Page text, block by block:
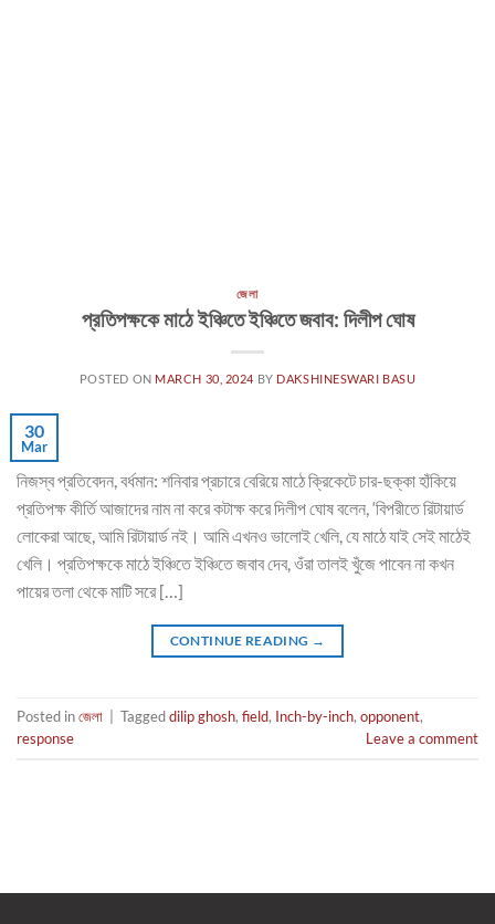
জেলা
প্রতিপক্ষকে মাঠে ইঞ্চিতে ইঞ্চিতে জবাব: দিলীপ ঘোষ
POSTED ON MARCH 30, 2024 BY DAKSHINESWARI BASU
30
Mar
নিজস্ব প্রতিবেদন, বর্ধমান: শনিবার প্রচারে বেরিয়ে মাঠে ক্রিকেটে চার-ছক্কা হাঁকিয়ে
প্রতিপক্ষ কীর্তি আজাদের নাম না করে কটাক্ষ করে দিলীপ ঘোষ বলেন, ‘বিপরীতে রিটায়ার্ড
লোকেরা আছে, আমি রিটায়ার্ড নই। আমি এখনও ভালোই খেলি, যে মাঠে যাই সেই মাঠেই
খেলি। প্রতিপক্ষকে মাঠে ইঞ্চিতে ইঞ্চিতে জবাব দেব, ওঁরা তালই খুঁজে পাবেন না কখন
পায়ের তলা থেকে মাটি সরে […]
CONTINUE READING →
Posted inজেলা Taggeddilip ghosh, field, Inch-by-inch, opponent,
response
Leave a comment